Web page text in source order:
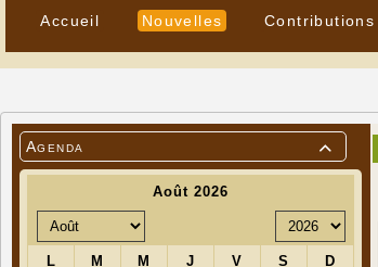
Accueil Nouvelles Contributions

Agenda